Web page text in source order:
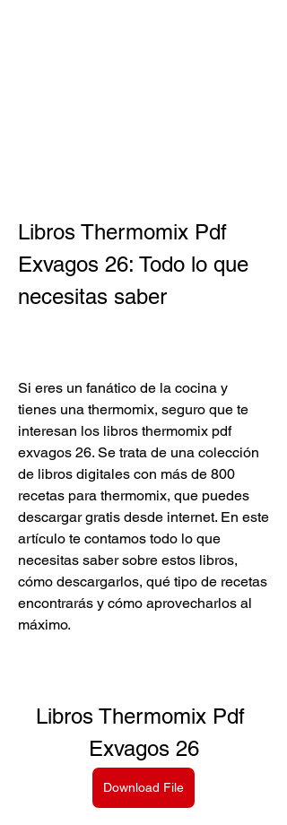
Libros Thermomix Pdf
Exvagos 26: Todo lo que
necesitas saber
Si eres un fanático de la cocina y
tienes una thermomix, seguro que te
interesan los libros thermomix pdf
exvagos 26. Se trata de una colección
de libros digitales con más de 800
recetas para thermomix, que puedes
descargar gratis desde internet. En este
artículo te contamos todo lo que
necesitas saber sobre estos libros,
cómo descargarlos, qué tipo de recetas
encontrarás y cómo aprovecharlos al
máximo.
Libros Thermomix Pdf
Exvagos 26
Download File